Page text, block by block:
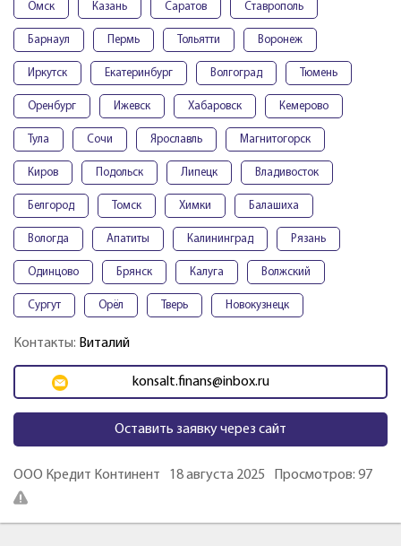
Омск Казань Саратов Ставрополь
Барнаул Пермь Тольятти Воронеж
Иркутск Екатеринбург Волгоград Тюмень
Оренбург Ижевск Хабаровск Кемерово
Тула Сочи Ярославль Магнитогорск
Киров Подольск Липецк Владивосток
Белгород Томск Химки Балашиха
Вологда Апатиты Калининград Рязань
Одинцово Брянск Калуга Волжский
Сургут Орёл Тверь Новокузнецк
Контакты: Виталий
konsalt.finans@inbox.ru
Оставить заявку через сайт
ООО Кредит Континент 18 августа 2025 Просмотров: 97